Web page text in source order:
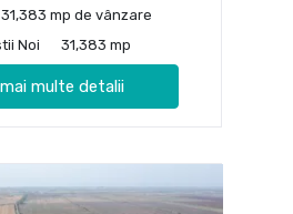
mp de vânzare
Noi
31,383 mp
multe detalii